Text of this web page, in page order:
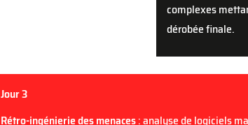
complexes
dérobée finale.
Jour 3
Rétro-ingénierie des menaces: analyse de logiciels